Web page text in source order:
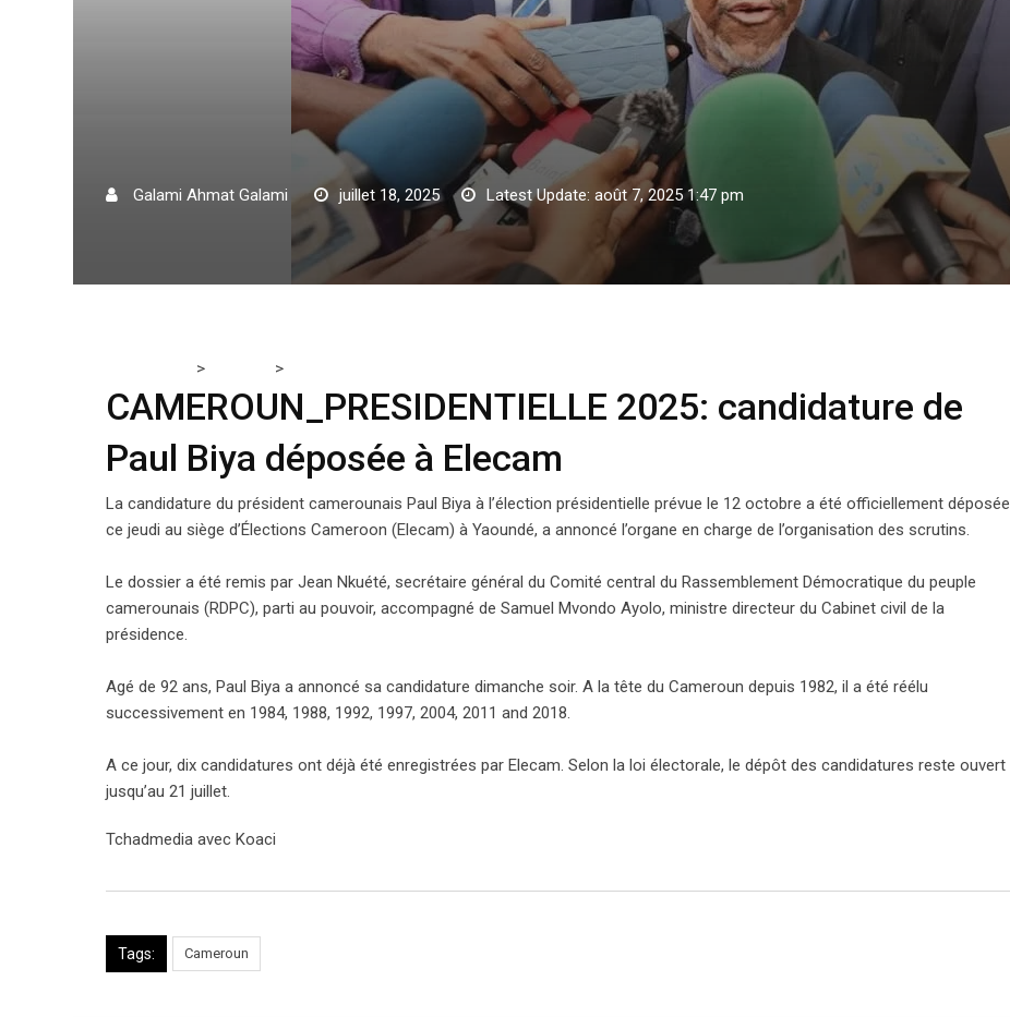
Galami Ahmat Galami juillet 18, 2025 Latest Update: août 7, 2025 1:47 pm
> >
CAMEROUN_PRESIDENTIELLE 2025: candidature de
Paul Biya déposée à Elecam
La candidature du président camerounais Paul Biya à l’élection présidentielle prévue le 12 octobre a été officiellement déposée
ce jeudi au siège d’Élections Cameroon (Elecam) à Yaoundé, a annoncé l’organe en charge de l’organisation des scrutins.
Le dossier a été remis par Jean Nkuété, secrétaire général du Comité central du Rassemblement Démocratique du peuple
camerounais (RDPC), parti au pouvoir, accompagné de Samuel Mvondo Ayolo, ministre directeur du Cabinet civil de la
présidence.
Agé de 92 ans, Paul Biya a annoncé sa candidature dimanche soir. A la tête du Cameroun depuis 1982, il a été réélu
successivement en 1984, 1988, 1992, 1997, 2004, 2011 and 2018.
A ce jour, dix candidatures ont déjà été enregistrées par Elecam. Selon la loi électorale, le dépôt des candidatures reste ouvert
jusqu’au 21 juillet.
Tchadmedia avec Koaci
Tags: Cameroun